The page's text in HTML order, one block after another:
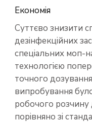
Економія
Суттєво знизити
дезінфекційних
спеціальних моп-
технологією
точного
випробування
робочого розчину
порівняно зі